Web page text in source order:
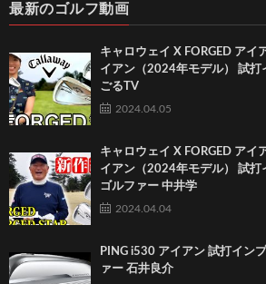
最新のゴルフ動画
キャロウェイ X FORGED アイ
イアン（2024年モデル） 試打
ごるTV
2024.04.05
キャロウェイ X FORGED アイ
イアン（2024年モデル） 試打
ゴルファー 中井学
2024.04.04
PING i530 アイアン 試打イン
ァー 石井良介